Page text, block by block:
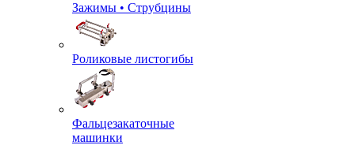
Зажимы • Струбцины
Роликовые листогибы
Фальцезакаточные
машинки